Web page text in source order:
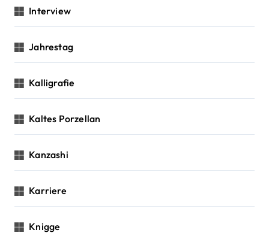
Interview
Jahrestag
Kalligrafie
Kaltes Porzellan
Kanzashi
Karriere
Knigge